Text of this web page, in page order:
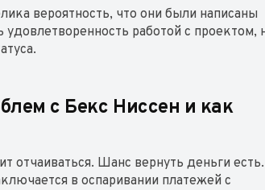
вероятность, что они были написаны
работой с проектом,
с Бекс Ниссен и как
отчаиваться. Шанс вернуть деньги есть.
в оспаривании платежей с